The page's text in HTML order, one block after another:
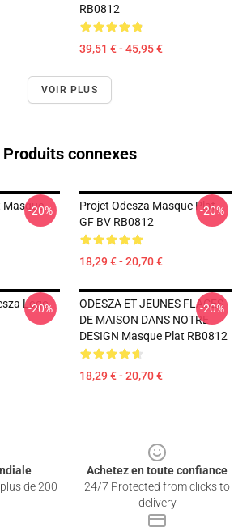
RB0812
39,51 € - 45,95 €
VOIR PLUS
Produits connexes
Masque
-20%
Projet Odesza Masque Plat
GF BV RB0812
18,29 € - 20,70 €
-20%
Logo
-20%
ODESZA ET JEUNES FLACES
DE MAISON DANS NOTRE
DESIGN Masque Plat RB0812
18,29 € - 20,70 €
-20%
de 200
Achetez en toute confiance
24/7 Protected from clicks to
delivery